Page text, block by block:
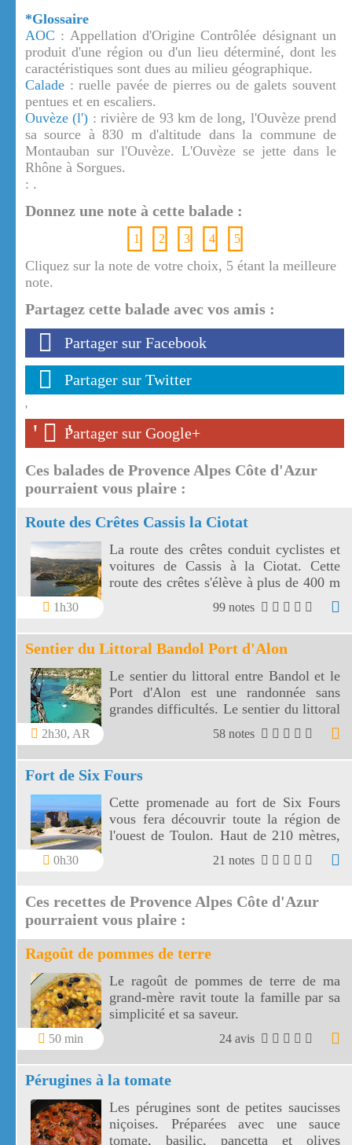
*Glossaire
AOC : Appellation d'Origine Contrôlée désignant un
produit d'une région ou d'un lieu déterminé, dont les
caractéristiques sont dues au milieu géographique.
Calade : ruelle pavée de pierres ou de galets souvent
pentues et en escaliers.
Ouvèze (l') : rivière de 93 km de long, l'Ouvèze prend
sa source à 830 m d'altitude dans la commune de
Montauban sur l'Ouvèze. L'Ouvèze se jette dans le
Rhône à Sorgues.
: .
Donnez une note à cette balade :
1 2 3 4 5
Cliquez sur la note de votre choix, 5 étant la meilleure
note.
Partagez cette balade avec vos amis :
Partager sur Facebook
Partager sur Twitter
'
' '
Partager sur Google+
Ces balades de Provence Alpes Côte d'Azur
pourraient vous plaire :
Route des Crêtes Cassis la Ciotat
1h30
La route des crêtes conduit cyclistes et
voitures de Cassis à la Ciotat. Cette
route des crêtes s'élève à plus de 400 m
et surplombe la mer au travers plusieurs
99 notes
Sentier du Littoral Bandol Port d'Alon
2h30, AR
Le sentier du littoral entre Bandol et le
Port d'Alon est une randonnée sans
grandes difficultés. Le sentier du littoral
Bandol Port d'Alon offre des paysages
58 notes
Fort de Six Fours
0h30
Cette promenade au fort de Six Fours
vous fera découvrir toute la région de
l'ouest de Toulon. Haut de 210 mètres,
le fort de Six Fours vous offre un vaste
panorama vers une côte découpée, des
de Marseille.
21 notes
Ces recettes de Provence Alpes Côte d'Azur
pourraient vous plaire :
Ragoût de pommes de terre
50 min
Le ragoût de pommes de terre de ma
grand-mère ravit toute la famille par sa
simplicité et sa saveur.
24 avis
Pérugines à la tomate
Les pérugines sont de petites saucisses
niçoises. Préparées avec une sauce
tomate, basilic, pancetta et olives